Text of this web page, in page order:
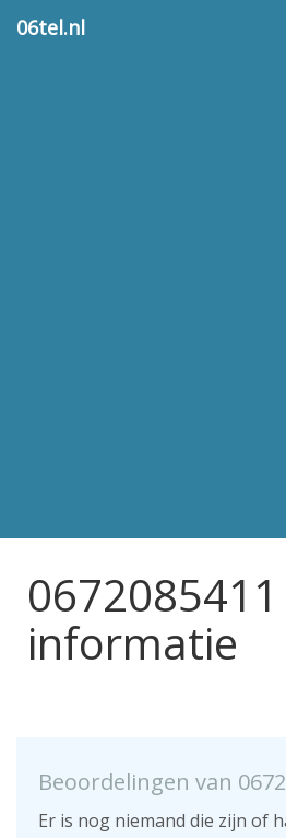
06tel.nl
0672085411
informatie
Beoordelingen van
Er is nog niemand die zijn of